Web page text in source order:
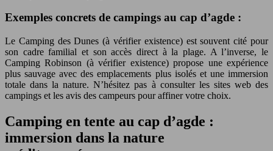
Exemples concrets de campings au cap d’agde :
Le Camping des Dunes (à vérifier existence) est souvent cité pour
son cadre familial et son accès direct à la plage. A l’inverse, le
Camping Robinson (à vérifier existence) propose une expérience
plus sauvage avec des emplacements plus isolés et une immersion
totale dans la nature. N’hésitez pas à consulter les sites web des
campings et les avis des campeurs pour affiner votre choix.
Camping en tente au cap d’agde :
immersion dans la nature